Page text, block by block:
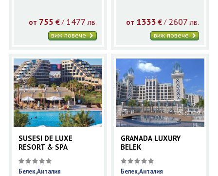
от 755 €/ 1477 лв.
виж повече
от 1333 € / 2607 лв.
виж повече
SUSESI DE LUXE
RESORT & SPA
Белек,Анталия
GRANADA LUXURY
BELEK
Белек,Анталия